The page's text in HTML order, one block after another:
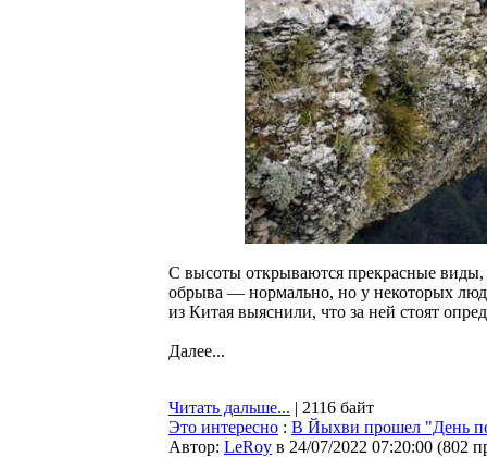
С высоты открываются прекрасные
обрыва — нормально, но у некоторых
из Китая выяснили, что за ней стоят
Далее...
Читать дальше... | 2116 байт
Это интересно : В Йыхви прошел "День
Автор: LeRoy в 24/07/2022 07:20:00 (802